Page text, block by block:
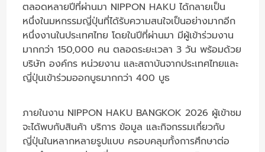
ตลอดหลายปีที่ผ่านมา NIPPON HAKU ได้กลายเป็น
หนึ่งในมหกรรมญี่ปุ่นที่ได้รับความสนใจเป็นอย่างมากอีก
หนึ่งงานในประเทศไทย โดยในปีที่ผ่านมา มีผู้เข้าร่วมงาน
มากกว่า 150,000 คน ตลอดระยะเวลา 3 วัน พร้อมด้วย
บริษัท องค์กร หน่วยงาน และสถาบันจากประเทศไทยและ
ญี่ปุ่นเข้าร่วมออกบูธมากกว่า 400 บูธ
ภายในงาน NIPPON HAKU BANGKOK 2026 ผู้เข้าชม
จะได้พบกับสินค้า บริการ ข้อมูล และกิจกรรมเกี่ยวกับ
ญี่ปุ่นในหลากหลายรูปแบบ ครอบคลุมทั้งการศึกษาต่อ